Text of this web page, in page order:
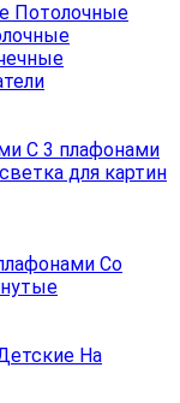
Потолочные
С 3 плафонами
для картин
Со
На